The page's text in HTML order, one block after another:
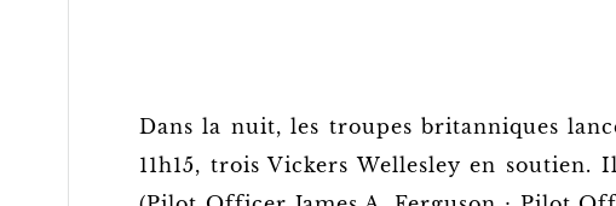
Dans la nuit, les troupes britanniques
11h15, trois Vickers Wellesley en